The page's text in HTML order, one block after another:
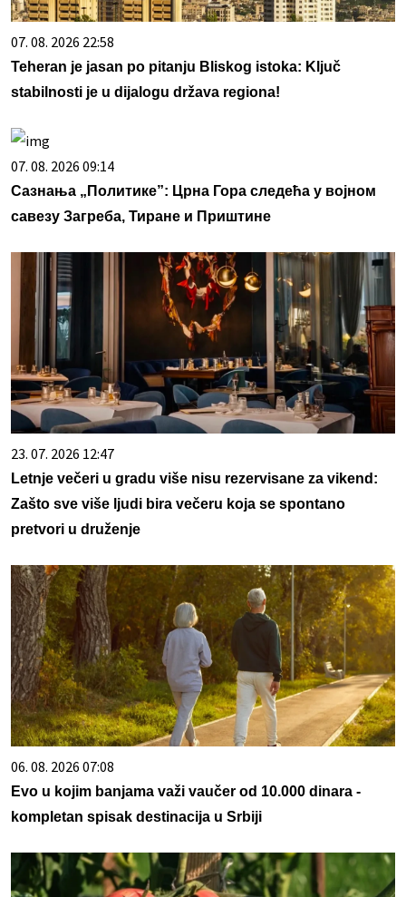
07. 08. 2026 22:58
Teheran je jasan po pitanju Bliskog istoka: Ključ
stabilnosti je u dijalogu država regiona!
07. 08. 2026 09:14
Сазнања „Политике”: Црна Гора следећа у војном
савезу Загреба, Тиране и Приштине
23. 07. 2026 12:47
Letnje večeri u gradu više nisu rezervisane za vikend:
Zašto sve više ljudi bira večeru koja se spontano
pretvori u druženje
06. 08. 2026 07:08
Evo u kojim banjama važi vaučer od 10.000 dinara -
kompletan spisak destinacija u Srbiji